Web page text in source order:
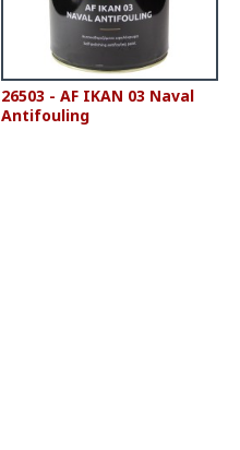
26503 - AF IKAN 03 Naval
Antifouling